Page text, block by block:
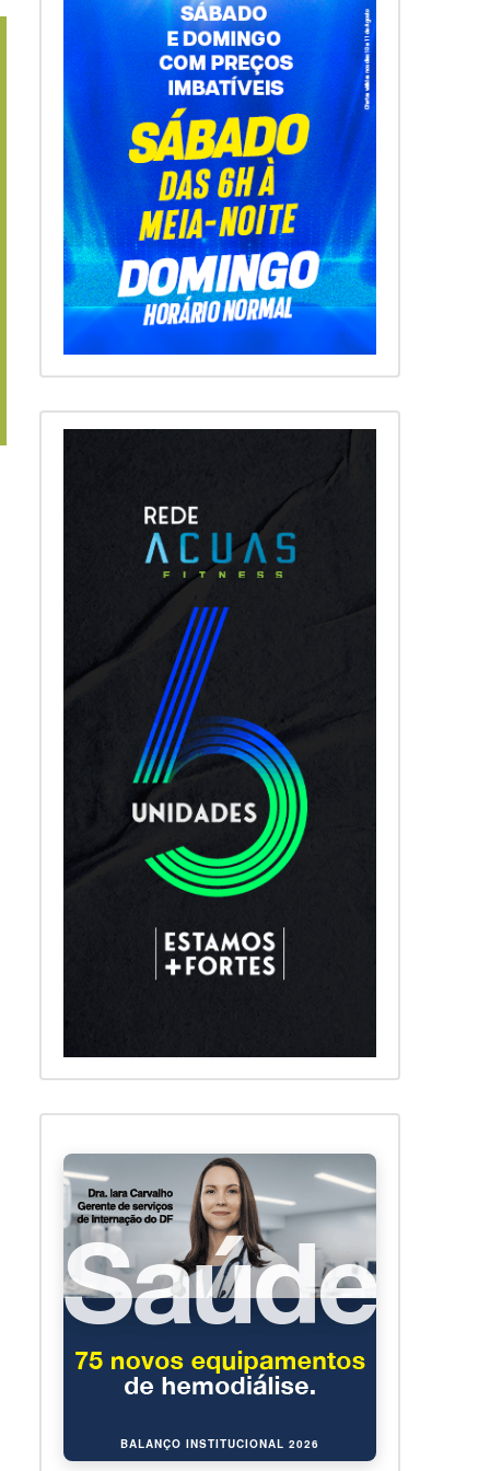
BALANÇO INSTITUCIONAL 2026